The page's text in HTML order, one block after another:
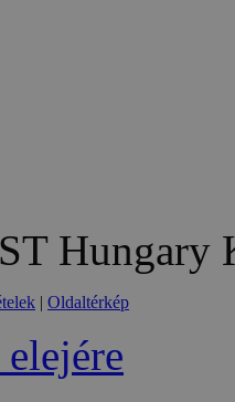
Hungary
| Oldaltérkép